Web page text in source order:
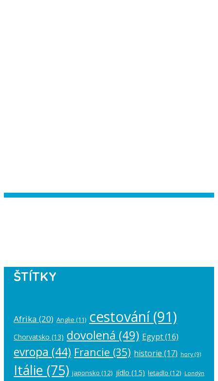
ŠTÍTKY
Afrika (20) Anglie (11) cestování(91)
Chorvatsko (13) dovolená (49) Egypt(16)
evropa (44) Francie (35) historie (17) hory (9)
Itálie (75) japonsko (12) jídlo (15) letadlo (12) Londýn